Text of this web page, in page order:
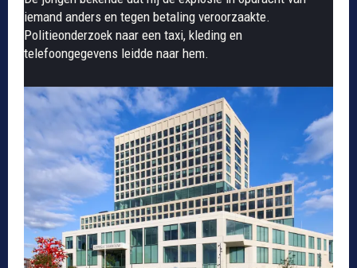
iemand anders en tegen betaling veroorzaakte.
Politieonderzoek naar een taxi, kleding en
telefoongegevens leidde naar hem.